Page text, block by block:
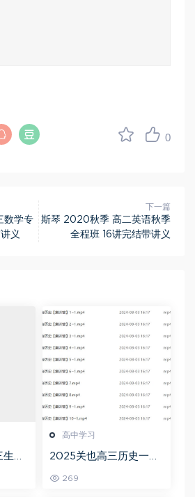
0
数学专
义
下一篇
斯琴 2020秋季 高二英语秋季
全程班 16讲完结带讲义
物
高中学习
2025关也高三历史一轮
教程
269